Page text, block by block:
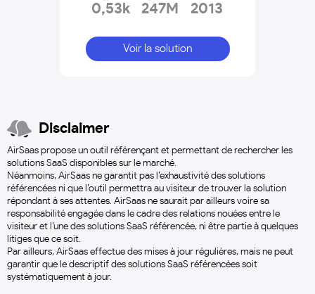
0,53k 247M 2013
Voir la solution
Disclaimer
AirSaas propose un outil référençant et permettant de rechercher les
solutions SaaS disponibles sur le marché.
Néanmoins, AirSaas ne garantit pas l’exhaustivité des solutions
référencées ni que l’outil permettra au visiteur de trouver la solution
répondant à ses attentes. AirSaas ne saurait par ailleurs voire sa
responsabilité engagée dans le cadre des relations nouées entre le
visiteur et l’une des solutions SaaS référencée, ni être partie à quelques
litiges que ce soit.
Par ailleurs, AirSaas effectue des mises à jour régulières, mais ne peut
garantir que le descriptif des solutions SaaS référencées soit
systématiquement à jour.